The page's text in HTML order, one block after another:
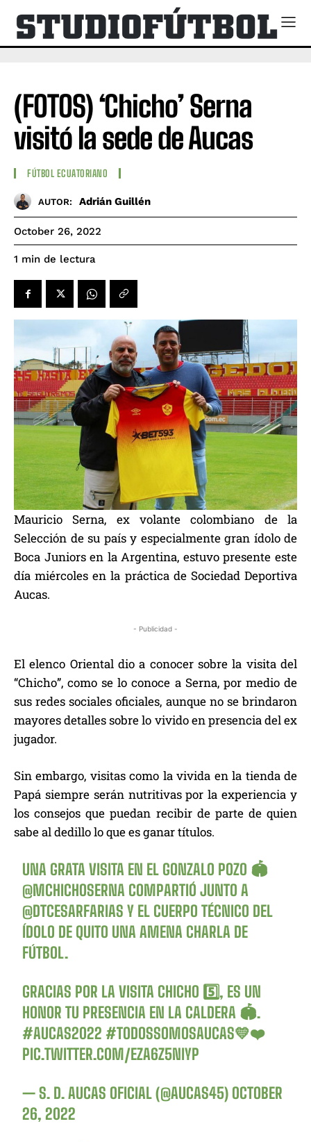
(FOTOS) ‘Chicho’ Serna
visitó la sede de Aucas
FÚTBOL ECUATORIANO
AUTOR: Adrián Guillén
October 26, 2022
1 min de lectura
Mauricio Serna, ex volante colombiano de la
Selección de su país y especialmente gran ídolo de
Boca Juniors en la Argentina, estuvo presente este
día miércoles en la práctica de Sociedad Deportiva
Aucas.
- Publicidad -
El elenco Oriental dio a conocer sobre la visita del
“Chicho”, como se lo conoce a Serna, por medio de
sus redes sociales oficiales, aunque no se brindaron
mayores detalles sobre lo vivido en presencia del ex
jugador.
Sin embargo, visitas como la vivida en la tienda de
Papá siempre serán nutritivas por la experiencia y
los consejos que puedan recibir de parte de quien
sabe al dedillo lo que es ganar títulos.
UNA GRATA VISITA EN EL GONZALO POZO 🏟
@MCHICHOSERNA COMPARTIÓ JUNTO A
@DTCESARFARIAS Y EL CUERPO TÉCNICO DEL
ÍDOLO DE QUITO UNA AMENA CHARLA DE
FÚTBOL.
GRACIAS POR LA VISITA CHICHO 5️⃣, ES UN
HONOR TU PRESENCIA EN LA CALDERA 🏟.
#AUCAS2022 #TODOSSOMOSAUCAS💛❤️
PIC.TWITTER.COM/EZA6Z5NIYP
— S. D. AUCAS OFICIAL (@AUCAS45) OCTOBER
26, 2022